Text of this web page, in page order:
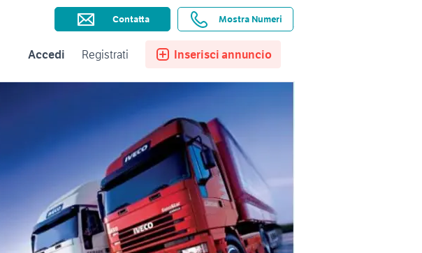
Subito per le Aziende Assistenza Ricerche salvate Preferiti
Accedi Registrati Inserisci annuncio
Contatta Mostra Numeri